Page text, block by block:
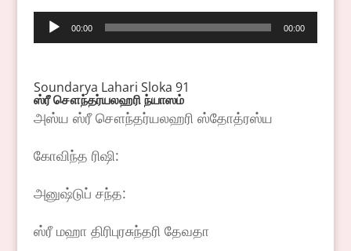
Audio
Player
00:00 00:00
Soundarya Lahari Sloka 91
ஸ்ரீ சௌந்தர்யலஹரி ந்யாஸம்
அஸ்ய ஸ்ரீ சௌந்தர்யலஹரி ஸ்தோத்ரஸ்ய
கோவிந்த ரிஷி:
அனுஷ்டுப் சந்த:
ஸ்ரீ மஹா திரிபுரசுந்தரி தேவதா